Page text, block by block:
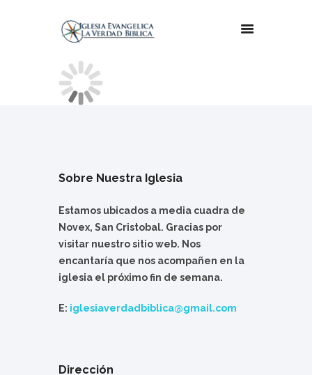
Sobre Nuestra Iglesia
Estamos ubicados a media cuadra de
Novex, San Cristobal. Gracias por
visitar nuestro sitio web. Nos
encantaría que nos acompañen en la
iglesia el próximo fin de semana.
E: iglesiaverdadbiblica@gmail.com
Dirección